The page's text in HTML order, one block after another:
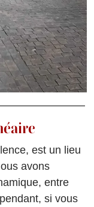
est un lieu
avons
entre
si vous